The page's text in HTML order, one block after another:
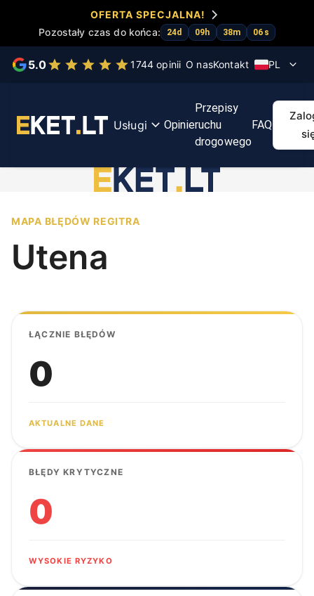
OFERTA SPECJALNA!
Pozostały czas do końca:
24d 09h 38m 06 s
5.0 1744 opinii O nasKontakt PL
Usługi Opinie
Przepisy
ruchu
drogowego
FAQ
Wybierz usługę
KET
KET
pierwszej
pomocy
MAPA BŁĘDÓW REGITRA
Utena
ŁĄCZNIE BŁĘDÓW
0
AKTUALNE DANE
BŁĘDY KRYTYCZNE
0
WYSOKIE RYZYKO